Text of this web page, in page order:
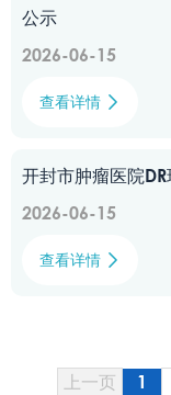
公示
2026-06-15
查看详情 
开封市肿瘤医院
2026-06-15
查看详情 
上一页 1